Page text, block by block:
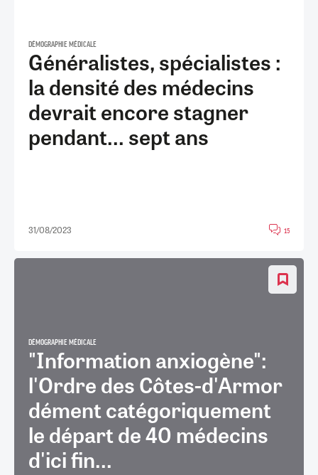
DÉMOGRAPHIE MÉDICALE
Généralistes, spécialistes :
la densité des médecins
devrait encore stagner
pendant... sept ans
31/08/2023 15
DÉMOGRAPHIE MÉDICALE
"Information anxiogène":
l'Ordre des Côtes-d'Armor
dément catégoriquement
le départ de 40 médecins
d'ici fin...